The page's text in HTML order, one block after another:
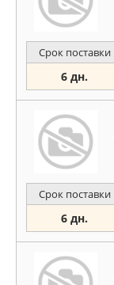
Срок поставки
6 дн.
Срок поставки
6 дн.